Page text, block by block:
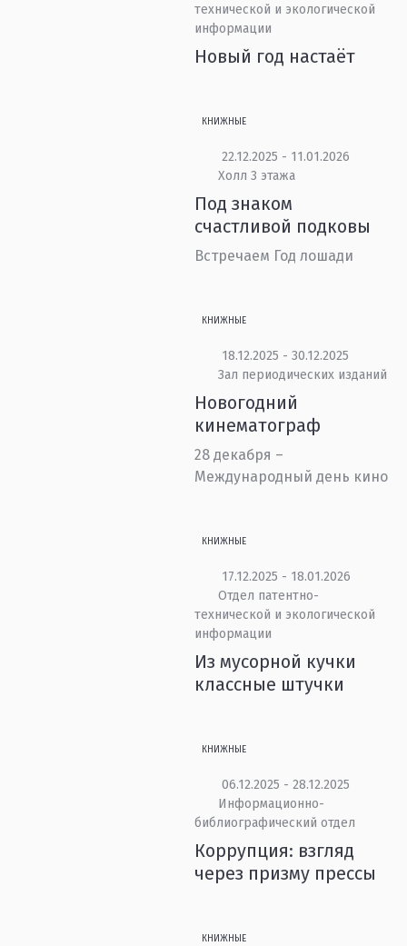
технической и экологической
информации
Новый год настаёт
КНИЖНЫЕ
22.12.2025 - 11.01.2026
Холл 3 этажа
Под знаком
счастливой подковы
Встречаем Год лошади
КНИЖНЫЕ
18.12.2025 - 30.12.2025
Зал периодических изданий
Новогодний
кинематограф
28 декабря –
Международный день кино
КНИЖНЫЕ
17.12.2025 - 18.01.2026
Отдел патентно-
технической и экологической
информации
Из мусорной кучки
классные штучки
КНИЖНЫЕ
06.12.2025 - 28.12.2025
Информационно-
библиографический отдел
Коррупция: взгляд
через призму прессы
КНИЖНЫЕ